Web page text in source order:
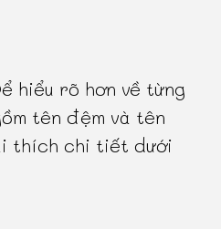
hiểu rõ hơn về từng
tên đệm và tên
thích chi tiết dưới